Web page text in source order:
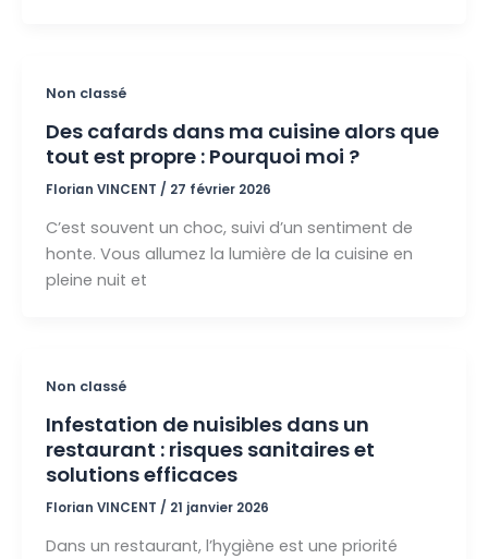
Non classé
Des cafards dans ma cuisine alors que
tout est propre : Pourquoi moi ?
Florian VINCENT / 27 février 2026
C’est souvent un choc, suivi d’un sentiment de
honte. Vous allumez la lumière de la cuisine en
pleine nuit et
Non classé
Infestation de nuisibles dans un
restaurant : risques sanitaires et
solutions efficaces
Florian VINCENT / 21 janvier 2026
Dans un restaurant, l’hygiène est une priorité